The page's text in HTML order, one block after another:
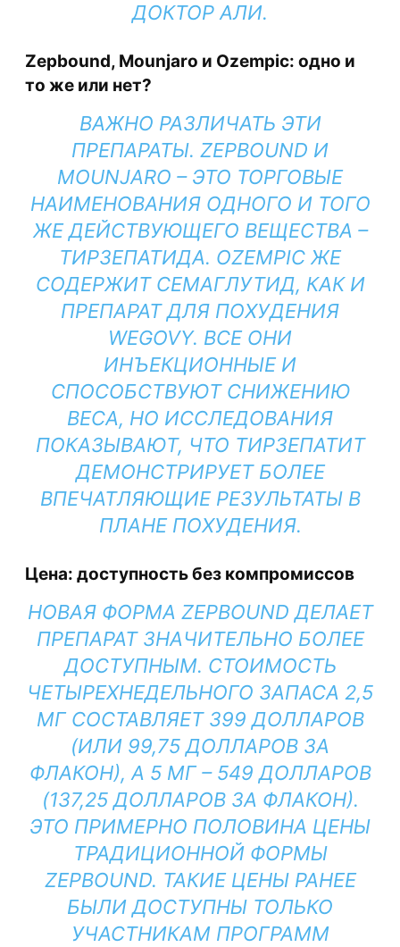
ДОКТОР АЛИ.
Zepbound, Mounjaro и Ozempic: одно и
то же или нет?
ВАЖНО РАЗЛИЧАТЬ ЭТИ
ПРЕПАРАТЫ. ZEPBOUND И
MOUNJARO – ЭТО ТОРГОВЫЕ
НАИМЕНОВАНИЯ ОДНОГО И ТОГО
ЖЕ ДЕЙСТВУЮЩЕГО ВЕЩЕСТВА –
ТИРЗЕПАТИДА. OZEMPIC ЖЕ
СОДЕРЖИТ СЕМАГЛУТИД, КАК И
ПРЕПАРАТ ДЛЯ ПОХУДЕНИЯ
WEGOVY. ВСЕ ОНИ
ИНЪЕКЦИОННЫЕ И
СПОСОБСТВУЮТ СНИЖЕНИЮ
ВЕСА, НО ИССЛЕДОВАНИЯ
ПОКАЗЫВАЮТ, ЧТО ТИРЗЕПАТИТ
ДЕМОНСТРИРУЕТ БОЛЕЕ
ВПЕЧАТЛЯЮЩИЕ РЕЗУЛЬТАТЫ В
ПЛАНЕ ПОХУДЕНИЯ.
Цена: доступность без компромиссов
НОВАЯ ФОРМА ZEPBOUND ДЕЛАЕТ
ПРЕПАРАТ ЗНАЧИТЕЛЬНО БОЛЕЕ
ДОСТУПНЫМ. СТОИМОСТЬ
ЧЕТЫРЕХНЕДЕЛЬНОГО ЗАПАСА 2,5
МГ СОСТАВЛЯЕТ 399 ДОЛЛАРОВ
(ИЛИ 99,75 ДОЛЛАРОВ ЗА
ФЛАКОН), А 5 МГ – 549 ДОЛЛАРОВ
(137,25 ДОЛЛАРОВ ЗА ФЛАКОН).
ЭТО ПРИМЕРНО ПОЛОВИНА ЦЕНЫ
ТРАДИЦИОННОЙ ФОРМЫ
ZEPBOUND. ТАКИЕ ЦЕНЫ РАНЕЕ
БЫЛИ ДОСТУПНЫ ТОЛЬКО
УЧАСТНИКАМ ПРОГРАММ